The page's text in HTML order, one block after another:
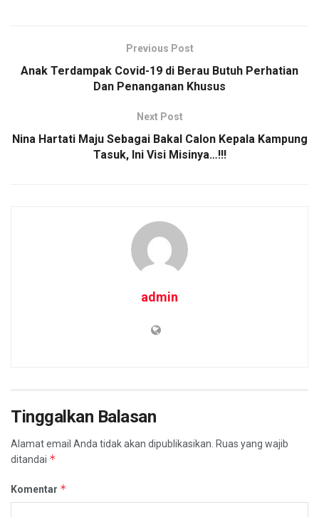
Previous Post
Anak Terdampak Covid-19 di Berau Butuh Perhatian
Dan Penanganan Khusus
Next Post
Nina Hartati Maju Sebagai Bakal Calon Kepala Kampung
Tasuk, Ini Visi Misinya…!!!
admin
Tinggalkan Balasan
Alamat email Anda tidak akan dipublikasikan. Ruas yang wajib
ditandai *
Komentar *